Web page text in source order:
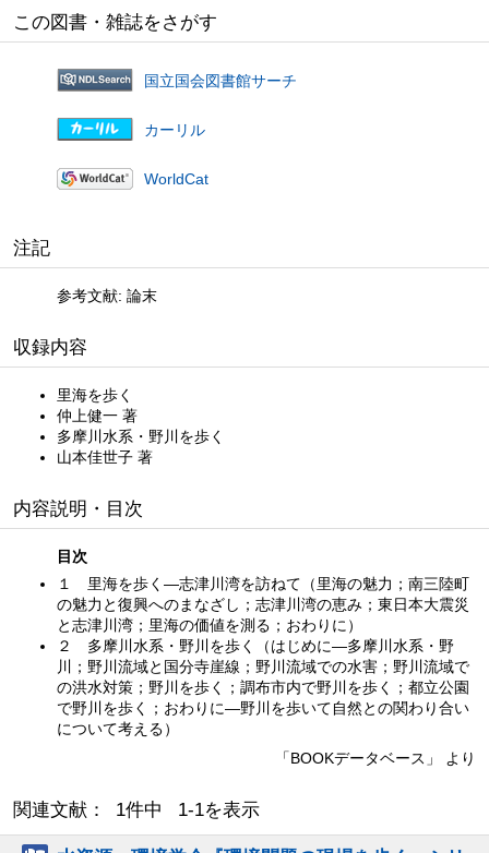
この図書・雑誌をさがす
国立国会図書館サーチ
カーリル
WorldCat
注記
参考文献: 論末
収録内容
里海を歩く
仲上健一 著
多摩川水系・野川を歩く
山本佳世子 著
内容説明・目次
目次
１ 里海を歩く―志津川湾を訪ねて（里海の魅力；南三陸町
の魅力と復興へのまなざし；志津川湾の恵み；東日本大震災
と志津川湾；里海の価値を測る；おわりに）
２ 多摩川水系・野川を歩く（はじめに―多摩川水系・野
川；野川流域と国分寺崖線；野川流域での水害；野川流域で
の洪水対策；野川を歩く；調布市内で野川を歩く；都立公園
で野川を歩く；おわりに―野川を歩いて自然との関わり合い
について考える）
「BOOKデータベース」 より
関連文献： 1件中 1-1を表示